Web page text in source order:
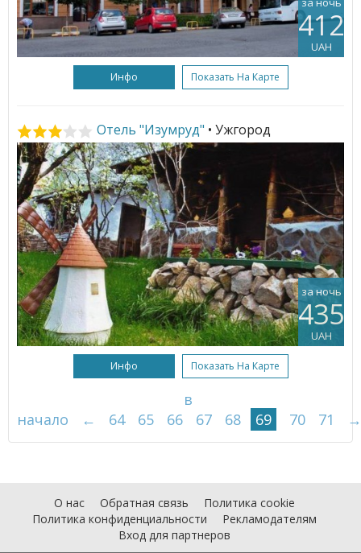
412
UAH
Инфо Показать На Карте
Отель "Изумруд" • Ужгород
за ночь
435
UAH
Инфо Показать На Карте
в
начало
← 64 65 66 67 68 69 70 71 →
О нас Обратная связь
Политика cookie
Политика конфиденциальности
Рекламодателям
Вход для партнеров